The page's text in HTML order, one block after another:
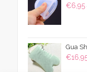
€6,95
Gua
€